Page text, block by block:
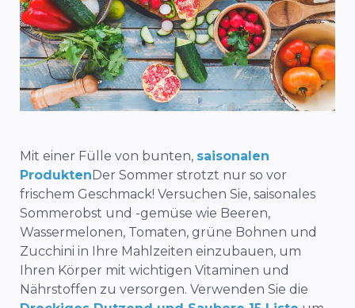
Mit einer Fülle von bunten, saisonalen
ProduktenDer Sommer strotzt nur so vor
frischem Geschmack! Versuchen Sie, saisonales
Sommerobst und -gemüse wie Beeren,
Wassermelonen, Tomaten, grüne Bohnen und
Zucchini in Ihre Mahlzeiten einzubauen, um
Ihren Körper mit wichtigen Vitaminen und
Nährstoffen zu versorgen. Verwenden Sie die